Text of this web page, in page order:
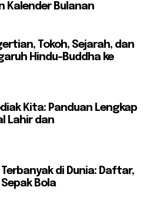
Kalender Bulanan
Tokoh, Sejarah, dan
Hindu-Buddha ke
Kita: Panduan Lengkap
Lahir dan
di Dunia: Daftar,
Bola